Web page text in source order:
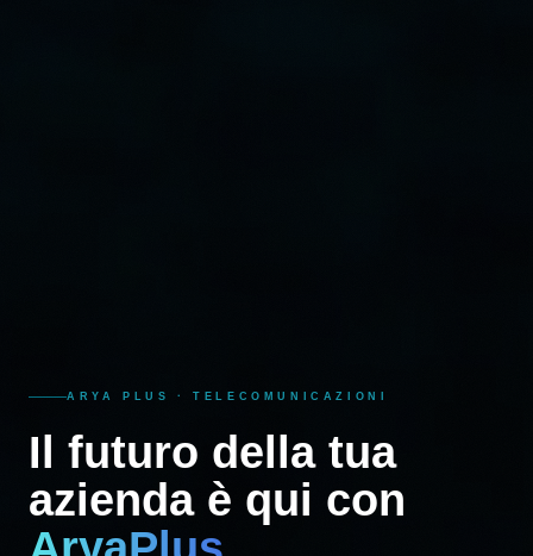
ARYA PLUS · TELECOMUNICAZIONI
Il futuro della tua
azienda è qui con